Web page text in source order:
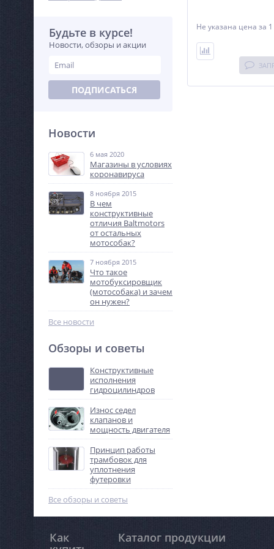
Будьте в курсе!
Новости, обзоры и акции
ПОДПИСАТЬСЯ
Новости
6 мая 2020
Магазины в условиях
коронавируса
8 ноября 2015
В чем
конструктивные
отличия Baltmotors
от остальных
мотособак?
7 ноября 2015
Что такое
мотобуксировщик
(мотособака) и зачем
он нужен?
Все новости
Обзоры и советы
Конструктивные
исполнения
гидроцилиндров
Износ седел
клапанов и
мощность двигателя
Принцип работы
трамбовок для
уплотнения
футеровки
Все обзоры и советы
Не указана цена за 1
Как Каталог продукции